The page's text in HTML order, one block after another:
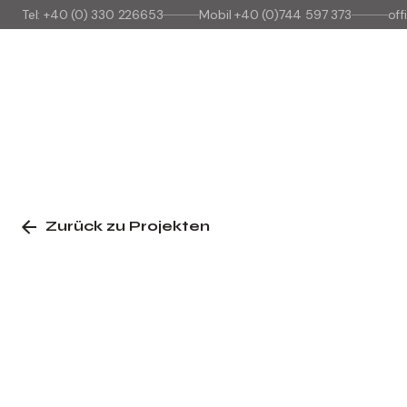
Tel: +40 (0) 330 226653 Mobil +40 (0)744 597 373
Zurück zu Projekten